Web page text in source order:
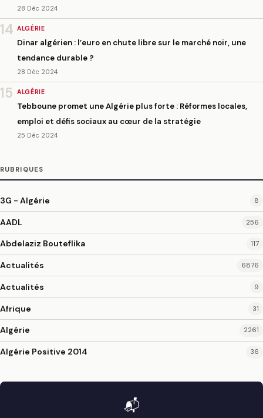
28 Déc 2024
14 ALGÉRIE
Dinar algérien : l’euro en chute libre sur le marché noir, une
tendance durable ?
28 Déc 2024
15 ALGÉRIE
Tebboune promet une Algérie plus forte : Réformes locales,
emploi et défis sociaux au cœur de la stratégie
25 Déc 2024
RUBRIQUES
3G - Algérie 8
AADL 256
Abdelaziz Bouteflika 117
Actualités 6876
Actualités 9
Afrique 31
Algérie 2261
Algérie Positive 2014 36
📬